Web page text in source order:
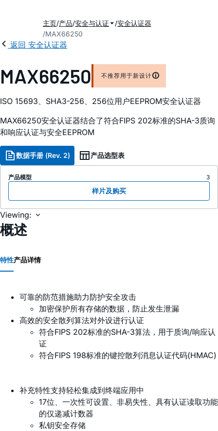
主页 产品 安全与认证
安全认证器
MAX66250
返回 安全认证器
MAX66250 不推荐用于新设计
ISO 15693、SHA3-256、256位用户EEPROM安全认证器
MAX66250安全认证器结合了符合FIPS 202标准的SHA-3质询
和响应认证与安全EEPROM
数据手册 (Rev. 2) 产品选型表
产品模型 3
样片及购买
Viewing:
概述
特性产品详情
可靠的防范措施助力防护安全攻击
加密保护所有存储的数据，防止发生泄漏
高效的安全散列算法对外设进行认证
符合FIPS 202标准的SHA-3算法，用于质询/响应认
证
符合FIPS 198标准的键控散列消息认证代码(HMAC)
补充特性支持轻松集成到终端应用中
17位、一次性可设置、非易失性、具有认证读取功能
的仅递减计数器
私钥安全存储